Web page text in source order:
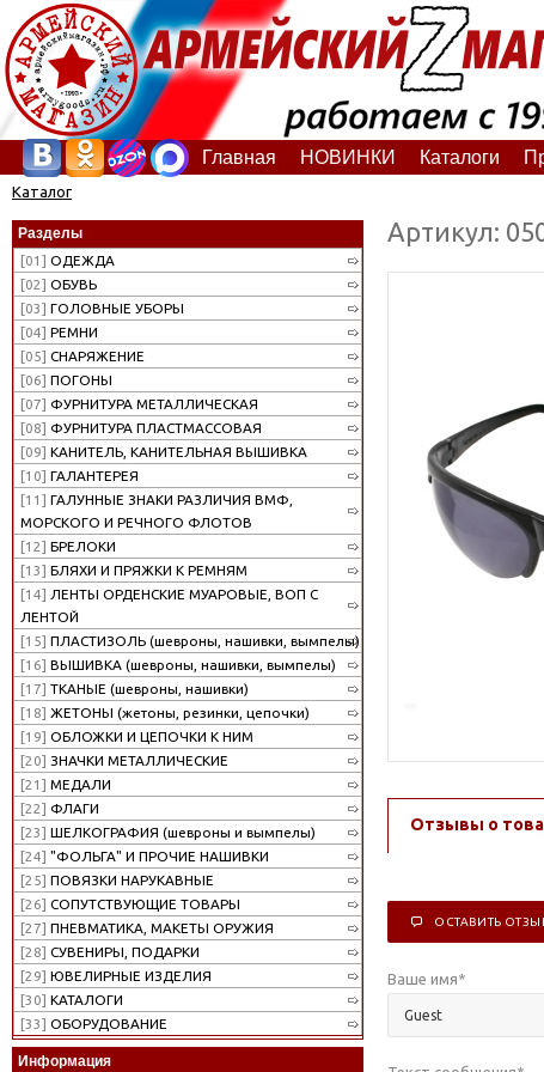
Главная НОВИНКИ Каталоги
Каталог
Разделы
[01] ОДЕЖДА
[02] ОБУВЬ
[03] ГОЛОВНЫЕ УБОРЫ
[04] РЕМНИ
[05] СНАРЯЖЕНИЕ
[06] ПОГОНЫ
[07] ФУРНИТУРА МЕТАЛЛИЧЕСКАЯ
[08] ФУРНИТУРА ПЛАСТМАССОВАЯ
[09] КАНИТЕЛЬ, КАНИТЕЛЬНАЯ ВЫШИВКА
[10] ГАЛАНТЕРЕЯ
[11] ГАЛУННЫЕ ЗНАКИ РАЗЛИЧИЯ ВМФ,
МОРСКОГО И РЕЧНОГО ФЛОТОВ
[12] БРЕЛОКИ
[13] БЛЯХИ И ПРЯЖКИ К РЕМНЯМ
[14] ЛЕНТЫ ОРДЕНСКИЕ МУАРОВЫЕ, ВОП С
ЛЕНТОЙ
[15] ПЛАСТИЗОЛЬ (шевроны, нашивки, вымпелы)
[16] ВЫШИВКА (шевроны, нашивки, вымпелы)
[17] ТКАНЫЕ (шевроны, нашивки)
[18] ЖЕТОНЫ (жетоны, резинки, цепочки)
[19] ОБЛОЖКИ И ЦЕПОЧКИ К НИМ
[20] ЗНАЧКИ МЕТАЛЛИЧЕСКИЕ
[21] МЕДАЛИ
[22] ФЛАГИ
[23] ШЕЛКОГРАФИЯ (шевроны и вымпелы)
[24] "ФОЛЬГА" И ПРОЧИЕ НАШИВКИ
[25] ПОВЯЗКИ НАРУКАВНЫЕ
[26] СОПУТСТВУЮЩИЕ ТОВАРЫ
[27] ПНЕВМАТИКА, МАКЕТЫ ОРУЖИЯ
[28] СУВЕНИРЫ, ПОДАРКИ
[29] ЮВЕЛИРНЫЕ ИЗДЕЛИЯ
[30] КАТАЛОГИ
[33] ОБОРУДОВАНИЕ
Информация
Артикул:
Отзывы о
ОСТАВИТЬ
Ваше имя*